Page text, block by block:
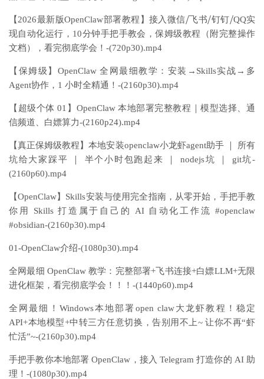
【2026最新版OpenClaw部署教程】接入微信⧸飞书⧸钉钉⧸QQ实
现自动化运行，10分钟手把手教会，保姆级教程（附完整操作
文档），看完彻底学会！-(720p30).mp4
【保姆级】OpenClaw 全网最细教学：安装→Skills实战→多
Agent协作，1 小时全精通！-(2160p30).mp4
【超级个体 01】OpenClaw 本地部署完整教程｜模型选择、通
信频道、白嫖算力-(2160p24).mp4
【真正保姆级教程】本地安装openclaw小龙虾agent助手 ｜ 所有
坑给大家踩平 ｜ 半个小时包跑起来 ｜ nodejs坑 ｜ git坑-
(2160p60).mp4
【OpenClaw】Skills安装与使用完全指南，从零开始，手把手教
你用 Skills 打造属于自己的 AI 自动化工作流 #openclaw
#obsidian-(2160p30).mp4
01-OpenClaw介绍-(1080p30).mp4
全网最细 OpenClaw 教学：完整部署+飞书连接+白嫖LLM+无限
进化框架，看完彻底学会！！！-(1440p60).mp4
全网最细！Windows本地部署open claw大龙虾教程！稳定
API+本地模型+中转三方任意切换，告别用不上~ 让你不再“虾
忙活”~-(2160p30).mp4
手把手教你本地部署 OpenClaw，接入 Telegram 打造你的 AI 助
理！-(1080p30).mp4